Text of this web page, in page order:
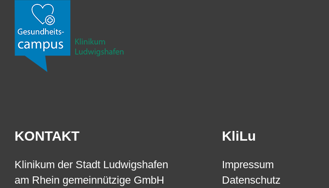
KONTAKT
Klinikum der Stadt Ludwigshafen
am Rhein gemeinnützige GmbH
KliLu
Impressum
Datenschutz